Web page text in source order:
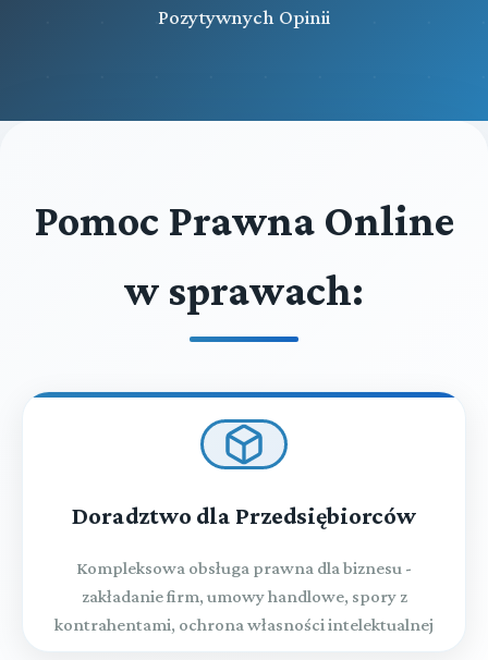
Pozytywnych Opinii
Pomoc Prawna Online
w sprawach:
Doradztwo dla Przedsiębiorców
Kompleksowa obsługa prawna dla biznesu -
zakładanie firm, umowy handlowe, spory z
kontrahentami, ochrona własności intelektualnej